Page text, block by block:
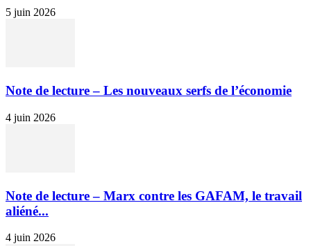
5 juin 2026
Note de lecture – Les nouveaux serfs de l’économie
4 juin 2026
Note de lecture – Marx contre les GAFAM, le travail
aliéné...
4 juin 2026